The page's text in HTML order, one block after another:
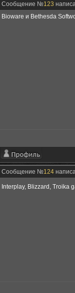
Сообщение №123
Bioware и Bethesda
Сообщение №124
Interplay, Blizzard,